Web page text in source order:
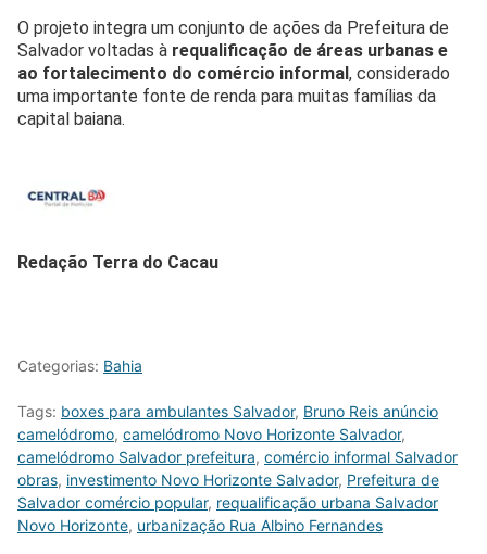
O projeto integra um conjunto de ações da Prefeitura de
Salvador voltadas à requalificação de áreas urbanas e
ao fortalecimento do comércio informal, considerado
uma importante fonte de renda para muitas famílias da
capital baiana.
Redação Terra do Cacau
Categorias: Bahia
Tags: boxes para ambulantes Salvador, Bruno Reis anúncio
camelódromo, camelódromo Novo Horizonte Salvador,
camelódromo Salvador prefeitura, comércio informal Salvador
obras, investimento Novo Horizonte Salvador, Prefeitura de
Salvador comércio popular, requalificação urbana Salvador
Novo Horizonte, urbanização Rua Albino Fernandes